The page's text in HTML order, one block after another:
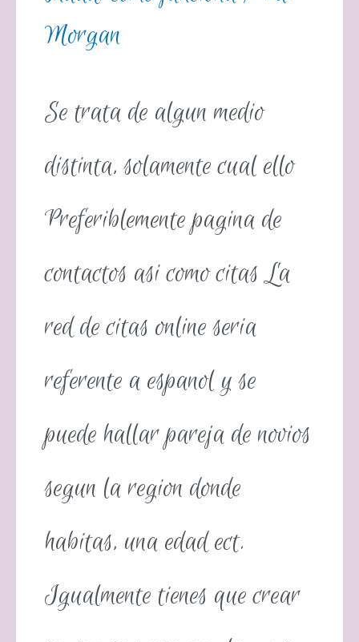
Morgan
Se trata de algun medio
distinta, solamente cual ello
Preferiblemente pagina de
contactos asi­ como citas La
red de citas online seri­a
referente a espanol y se
puede hallar pareja de novios
segun la region donde
habitas, una edad ect.
Igualmente tienes que crear